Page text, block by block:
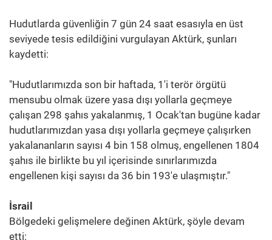
Hudutlarda güvenliğin 7 gün 24 saat esasıyla en üst
seviyede tesis edildiğini vurgulayan Aktürk, şunları
kaydetti:
"Hudutlarımızda son bir haftada, 1'i terör örgütü
mensubu olmak üzere yasa dışı yollarla geçmeye
çalışan 298 şahıs yakalanmış, 1 Ocak'tan bugüne kadar
hudutlarımızdan yasa dışı yollarla geçmeye çalışırken
yakalananların sayısı 4 bin 158 olmuş, engellenen 1804
şahıs ile birlikte bu yıl içerisinde sınırlarımızda
engellenen kişi sayısı da 36 bin 193'e ulaşmıştır."
İsrail
Bölgedeki gelişmelere değinen Aktürk, şöyle devam
etti: